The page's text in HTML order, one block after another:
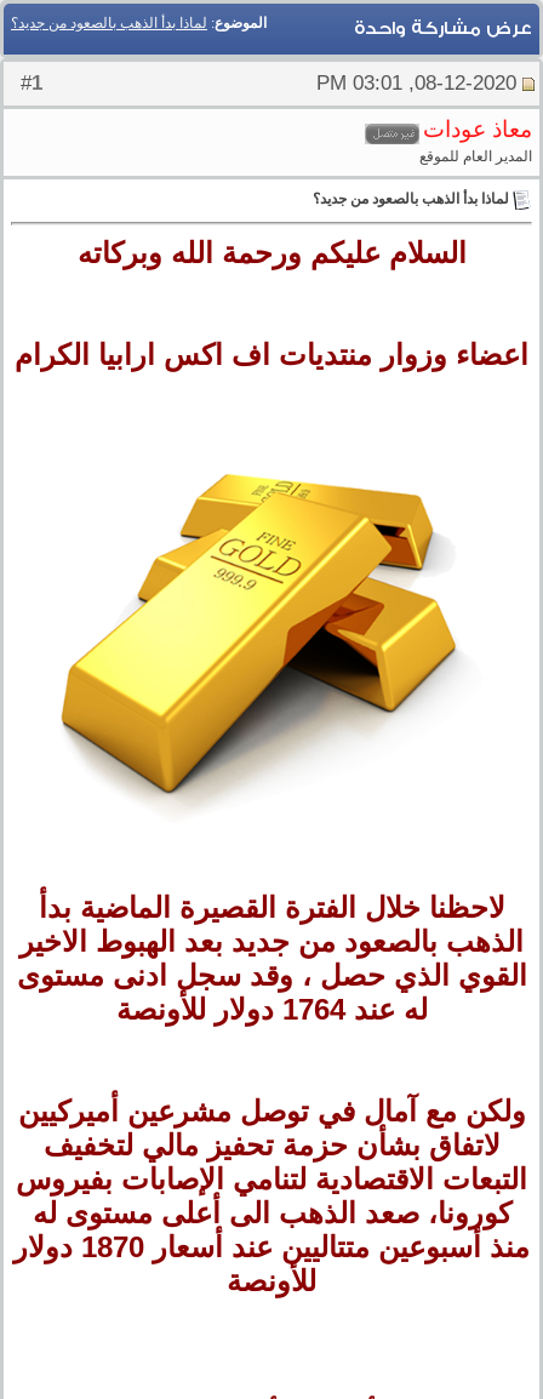
الموضوع: لماذا بدأ الذهب بالصعود من جديد؟ عرض مشاركة واحدة
1
معاذ عودات
المدير العام للموقع
لماذا بدأ الذهب بالصعود من جديد؟
السلام عليكم ورحمة الله وبركاته
اعضاء وزوار منتديات اف اكس ارابيا الكرام
لاحظنا خلال الفترة القصيرة الماضية بدأ
الذهب بالصعود من جديد بعد الهبوط الاخير
القوي الذي حصل ، وقد سجل ادنى مستوى
له عند 1764 دولار للأونصة
ولكن مع آمال في توصل مشرعين أميركيين
لاتفاق بشأن حزمة تحفيز مالي لتخفيف
التبعات الاقتصادية لتنامي الإصابات بفيروس
كورونا، صعد الذهب الى أعلى مستوى له
منذ أسبوعين متتاليين عند أسعار 1870 دولار
للأونصة